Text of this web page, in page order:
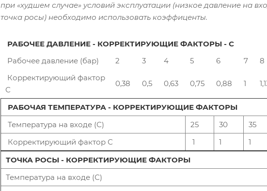
при «худшем случае» условий эксплуатации (низкое давление на
точка росы) необходимо использовать коэффиценты.
РАБОЧЕЕ ДАВЛЕНИЕ - КОРРЕКТИРУЮЩИЕ ФАКТОРЫ - С
Рабочее давление (бар)
2 3 4 5 6 7 8
Корректирующий фактор
С
0,38 0,5 0,63 0,75 0,88 1
РАБОЧАЯ ТЕМПЕРАТУРА - КОРРЕКТИРУЮЩИЕ ФАКТОРЫ
Температура на входе (С)
25 30 35
Корректирующий фактор С
1 1 1
ТОЧКА РОСЫ - КОРРЕКТИРУЮЩИЕ ФАКТОРЫ
Температура на входе (С)